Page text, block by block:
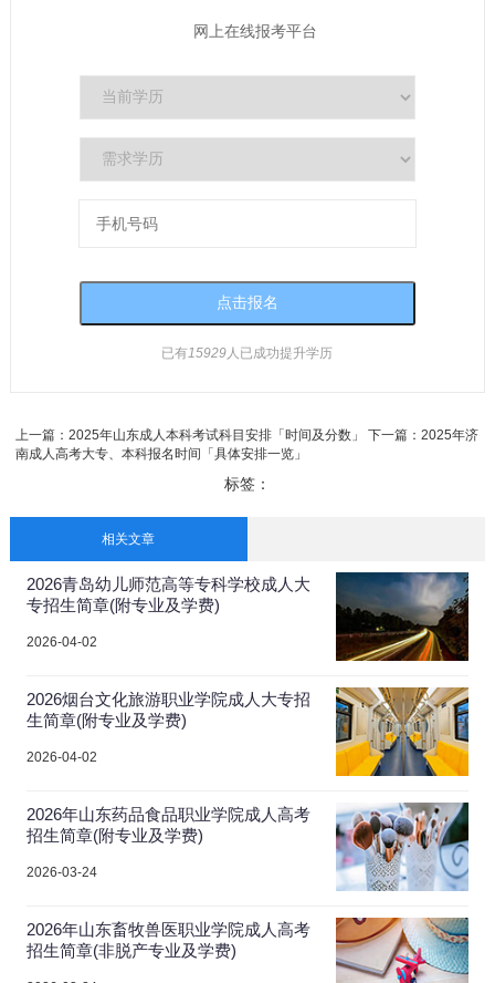
网上在线报考平台
已有15929人已成功提升学历
上一篇： 2025年山东成人本科考试科目安排「时间及分数」 下一篇： 2025年济
南成人高考大专、本科报名时间「具体安排一览」
标签：
相关文章
2026青岛幼儿师范高等专科学校成人大
专招生简章(附专业及学费)
2026-04-02
2026烟台文化旅游职业学院成人大专招
生简章(附专业及学费)
2026-04-02
2026年山东药品食品职业学院成人高考
招生简章(附专业及学费)
2026-03-24
2026年山东畜牧兽医职业学院成人高考
招生简章(非脱产专业及学费)